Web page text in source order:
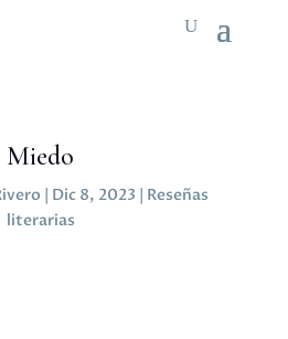
Miedo
| Dic 8, 2023 | Reseñas
literarias